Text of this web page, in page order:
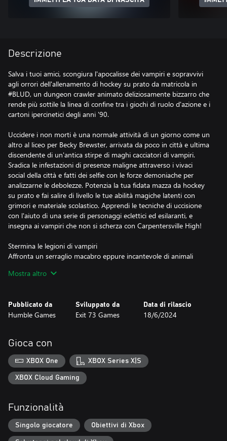
Descrizione
Salva i tuoi amici, scongiura l'apocalisse dei vampiri e sopravvivi
agli orrori dell'allenamento di hockey su prato da matricola in
#BLUD, un dungeon crawler animato deliziosamente bizzarro che
rende più sottile la linea di confine tra i giochi di ruolo d'azione e i
cartoni ipercinetici degli anni '90.
Uccidere i non morti è una normale attività di un giorno come un
altro al liceo per Becky Brewster, arrivata da poco in città e ultima
discendente di un'antica stirpe di maghi cacciatori di vampiri.
Sradica le infestazioni di presenze maligne attraverso i vivaci
social della città e fatti dei selfie con le forze demoniache per
analizzarne le debolezze. Potenzia la tua fidata mazza da hockey
su prato e fai salire di livello le tue abilità magiche latenti con
grimori e materiale scolastico. Apprendi le tecniche di uccisione
con l'aiuto di una serie di personaggi eclettici ed esilaranti, e
insegna ai vampiri che non si scherza con Carpentersville High!
Stermina le legioni di vampiri
Affronta un serraglio macabro eppure incantevole di animali
epiche e aspre battaglie contro i boss e difendi la tua città natale.
Dai la caccia alle forze del male nei corridoi delle scuole, tra le
corsie dei minimarket e nei centri commerciali. Scopri e accetta le
attività extrascolastiche) con la tecnologia moderna.
In una classe tutta tua
La vita da matricola è frenetica, a maggior ragione se si è nuovi
del posto e, per giunta, a caccia di vampiri. Fai amicizia con
compagni di classe singolari e memorabili, e trova la tua strada
Sviluppa il tuo arsenale
Scopri e ottieni i potenziamenti per la mazza da hockey su prato
ammazzavampiri di Becky per affrontare le sempre più numerose
Mostra altro
Pubblicato da
Humble Games
Sviluppato da
Exit 73 Games
Data di rilascio
18/6/2024
Gioca con
XBOX One XBOX Series X|S
XBOX Cloud Gaming
Funzionalità
Singolo giocatore Obiettivi di Xbox